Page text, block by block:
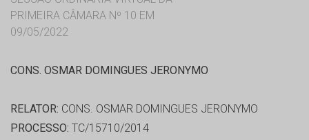
PRIMEIRA CÂMARA Nº 10 EM
09/05/2022
CONS. OSMAR DOMINGUES JERONYMO
RELATOR: CONS. OSMAR DOMINGUES JERONYMO
PROCESSO: TC/15710/2014